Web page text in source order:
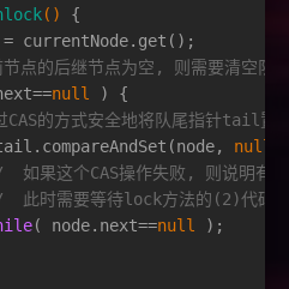
()
{
= currentNode.get();
点的后继节点为空, 则需要清空
null
) {
的方式安全地将队尾指针tail置
null
如果这个CAS操作失败, 则
此时需要等待lock方法的(2)代码
( node.next==null
);